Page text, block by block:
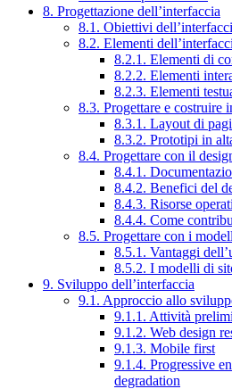
8. Progettazione dell’interfaccia
8.1. Obiettivi
8.2. Elementi
8.2.1. Elementi di
8.2.2. Elementi
8.2.3. Elementi
8.3. Progettare e costruire
8.3.1. Layout di
8.3.2. Prototipi in
8.4. Progettare con il
8.4.1.
8.4.2. Benefici del
8.4.3. Risorse
8.4.4. Come
8.5. Progettare con i
8.5.1. Vantaggi
8.5.2. I modelli di
9. Sviluppo dell’interfaccia
9.1. Approccio allo
9.1.1. Attività
9.1.2. Web design
9.1.3. Mobile first
9.1.4. Progressive
degradation